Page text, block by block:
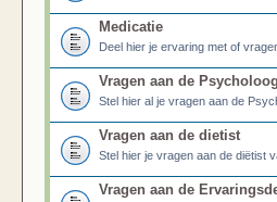
Medicatie
Deel hier je ervaring met of
Vragen aan de Psycholoog
Stel hier al je vragen aan de
Vragen aan de dietist
Stel hier je vragen aan de diëtist
Vragen aan de